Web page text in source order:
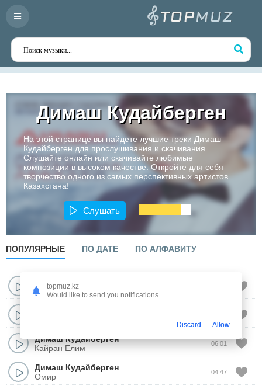
Димаш Кудайберген
На этой странице вы найдете лучшие треки Димаш
Кудайберген для прослушивания и скачивания.
Слушайте онлайн или скачивайте любимые
композиции в высоком качестве. Откройте для себя
творчество одного из самых перспективных артистов
Казахстана!
Слушать
ПОПУЛЯРНЫЕ ПО ДАТЕ ПО АЛФАВИТУ
Димаш Кудайберген
Тау ишинде
Димаш Кудайберген
Кайран Елим
06:01
Димаш Кудайберген
Омир
04:47
topmuz.kz
Would like to send you notifications
Discard Allow